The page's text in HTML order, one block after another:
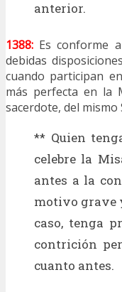
anterior.
1388: Es conforme
debidas
cuando participan
más perfecta en la
sacerdote, del mismo
** Quien
celebre la
antes a la
motivo grave
caso, tenga
contrición
cuanto antes.